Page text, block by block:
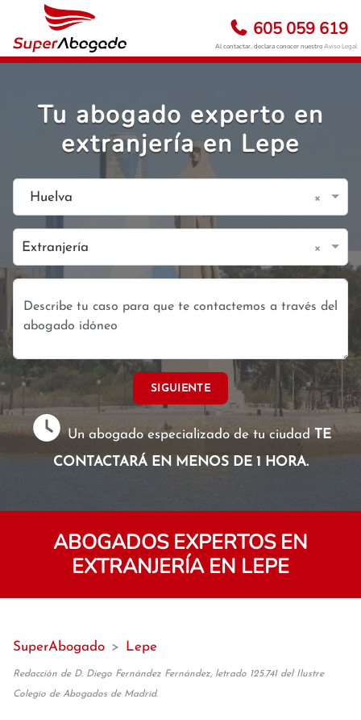
605 059 619
Al contactar, declara conocer nuestroAviso Legal
Tu abogado experto en
extranjería en Lepe
Huelva ×
Extranjería ×
SIGUIENTE
Un abogado especializado de tu ciudadTE
CONTACTARÁ EN MENOS DE 1 HORA.
ABOGADOS EXPERTOS EN
EXTRANJERÍA EN LEPE
SuperAbogado > Lepe
Redacción de D. Diego Fernández Fernández, letrado 125.741 del Ilustre
Colegio de Abogados de Madrid.